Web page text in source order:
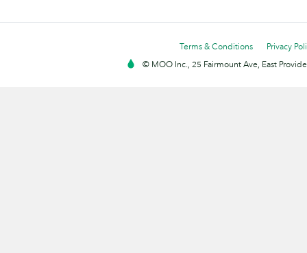
Terms & Conditions
Privacy
© MOO Inc., 25 Fairmount Ave, East